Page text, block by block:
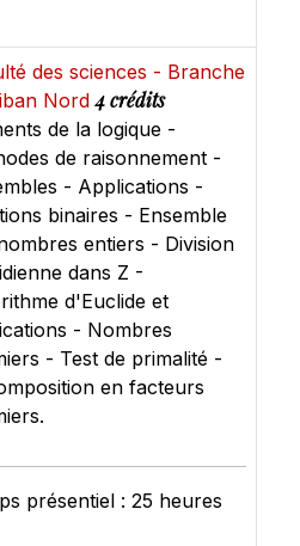
des sciences - Branche
Nord4 crédits
de la logique -
de raisonnement -
- Applications -
binaires - Ensemble
entiers - Division
dans Z -
d'Euclide et
- Nombres
- Test de primalité -
en facteurs
présentiel : 25 heures